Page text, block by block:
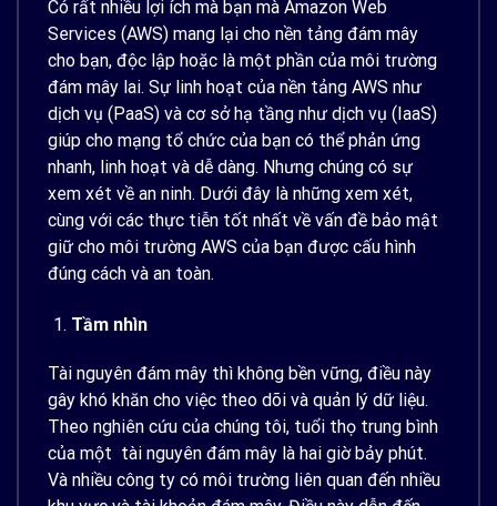
Có rất nhiều lợi ích mà bạn mà Amazon Web
Services (AWS) mang lại cho nền tảng đám mây
cho bạn, độc lập hoặc là một phần của môi trường
đám mây lai. Sự linh hoạt của nền tảng AWS như
dịch vụ (PaaS) và cơ sở hạ tầng như dịch vụ (IaaS)
giúp cho mạng tổ chức của bạn có thể phản ứng
nhanh, linh hoạt và dễ dàng. Nhưng chúng có sự
xem xét về an ninh. Dưới đây là những xem xét,
cùng với các thực tiễn tốt nhất về vấn đề bảo mật
giữ cho môi trường AWS của bạn được cấu hình
đúng cách và an toàn.
Tầm nhìn
Tài nguyên đám mây thì không bền vững, điều này
gây khó khăn cho việc theo dõi và quản lý dữ liệu.
Theo nghiên cứu của chúng tôi, tuổi thọ trung bình
của một tài nguyên đám mây là hai giờ bảy phút.
Và nhiều công ty có môi trường liên quan đến nhiều